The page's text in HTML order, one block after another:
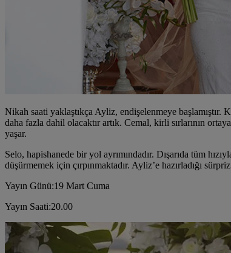
Nikah saati yaklaştıkça Ayliz, endişelenmeye başlamıştır.
daha fazla dahil olacaktır artık. Cemal, kirli sırlarının
yaşar.
Selo, hapishanede bir yol ayrımındadır. Dışarıda tüm
düşürmemek için çırpınmaktadır. Ayliz’e hazırladığı
Yayın Günü:19 Mart Cuma
Yayın Saati:20.00